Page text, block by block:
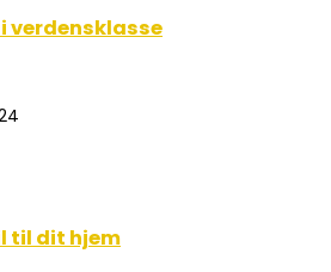
verdensklasse
til dit hjem